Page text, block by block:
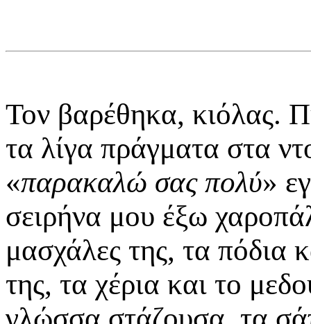
Τον βαρέθηκα, κιόλας.
τα λίγα πράγματα στα
«παρακαλώ σας πολύ»
σειρήνα μου έξω
μασχάλες της, τα πόδια
της, τα χέρια και το